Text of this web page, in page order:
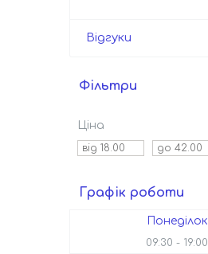
Відгуки
Фільтри
Ціна
Графік роботи
Понеділок
09:30 19:00